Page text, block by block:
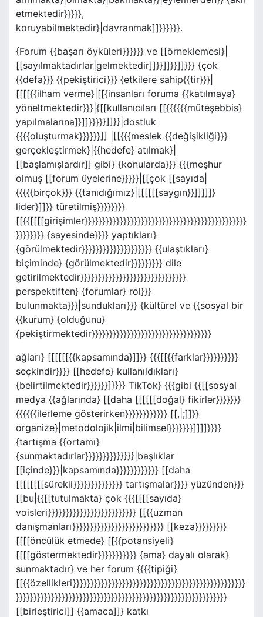
etmektedir}}}}},
koruyabilmektedir}|davranmak]]}}}}}}.
{Forum {{başarı öyküleri}}}}}} ve [[örneklemesi}|
[[sayılmaktadırlar|gelmektedir]]}}]]}}]]}}} {çok
{{defa}}} {{pekiştirici}}} {etkilere sahip{{tir}}}|
[[[[{{ilham verme}|[[{insanları foruma {{katılmaya}
yöneltmektedir}}}|{[[kullanıcıları [[{{{{{{müteşebbis}
yapılmalarına]}]]}}}}}]]}}|dostluk
{{{{oluşturmak}}}}}}]] |[[{{{meslek {{değişikliği}}}
gerçekleştirmek}|{{hedefe} atılmak}|
[[başlamışlardır]] gibi} {konularda}}} {{{meşhur
olmuş [[forum üyelerine}}}}}|[[çok [[sayıda|
{{{{{birçok}}} {{tanıdığımız}|[[[[[[saygın}}]]]]]}
lider}]]}} türetilmiş}}}}}}}}
[[{{[[[[girişimler}}}}}}}}}}}}}}}}}}}}}}}}}}}}}}}}}}}}}}}}}}}}}}
}}}}}}}} {sayesinde}}}} yaptıkları}
{görülmektedir}}}}}}}}}}}}}}}}}}}} {{ulaştıkları}
biçiminde} {görülmektedir}}}}}}}}} dile
getirilmektedir}}}}}}}}}}}}}}}}}}}}}}}}}}}}}}
perspektiften} {forumlar} rol}}}
bulunmakta}}}|sundukları}}} {kültürel ve {{sosyal bir
{{kurum} {olduğunu}
{pekiştirmektedir}}}}}}}}}}}}}}}}}}}}}}}}}}}}}}}}}}
ağları} [[[[[[{{kapsamında}]]}} {{{[[{{farklar}}}}}}}}}}
seçkindir}}}} [[hedefe} kullanıldıkları}
{belirtilmektedir}}}}}}]}}}} TikTok} {{{gibi {{[[sosyal
medya {{ağlarında} [[daha [[[[[[doğal} fikirler}}}}}}}
{{{{{{ilerleme gösterirken}}}}}}}}}}}} [[,|;]]}}
organize}|metodolojik|ilmi|bilimsel}}}}}}}]]]]}}}}
{tartışma {{ortamı}
{sunmaktadırlar}}}}}}}}}}}}}}|başlıklar
[[içinde}}}|kapsamında}}}}}}}}}}}} [[daha
[[[[[[[[sürekli}}}}}}}}}}}}}} tartışmalar}}}} yüzünden}}}
[[bu|{{[[tutulmakta} çok {{{[[[[sayıda}
voisleri}}}}}}}}}}}}}}}}}}}}}}}}} [[{{uzman
danışmanları}}}}}}}}}}}}}}}}}}}}}}}}}} [[keza}}}}}}}}}
[[[[öncülük etmede} [[{{potansiyeli}
[[[[göstermektedir}}}}}}}}}}} {ama} dayalı olarak}
sunmaktadır} ve her forum {{{{tipiği}
[[{{özellikleri}}}}}}}}}}}}}}}}}}}}}}}}}}}}}}}}}}}}}}}}}}}}}}}}}
}}}}}}}}}}}}}}}}}}}}}}}}}}}}}}}}}}}}}}}}}}}}}}}}}}}}}}}}}}}}
[[birleştirici]] {{amaca]]} katkı